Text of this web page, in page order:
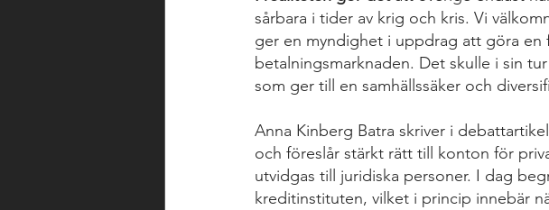
sårbara i tider av krig och kris. Vi
ger en myndighet i uppdrag att göra en
betalningsmarknaden. Det skulle i sin
som ger till en samhällssäker och
Anna Kinberg Batra skriver i
och föreslår stärkt rätt till konton för
utvidgas till juridiska personer. I dag
kreditinstituten, vilket i princip innebär